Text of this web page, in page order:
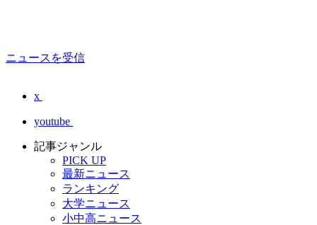
ニュースを受信
x
youtube
記事ジャンル
PICK UP
最新ニュース
ランキング
大学ニュース
小中高ニュース